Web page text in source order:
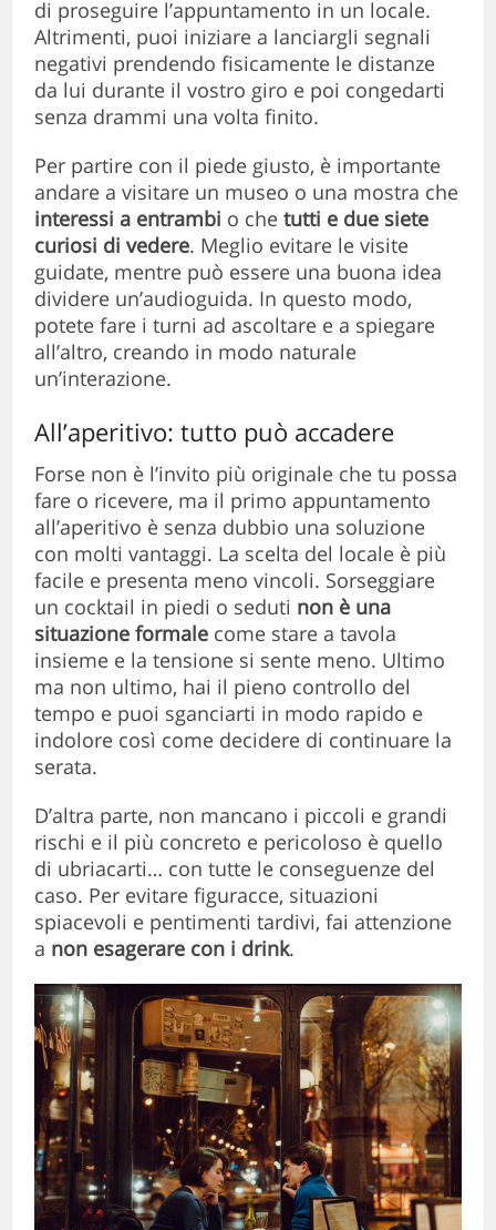
di proseguire l’appuntamento in un locale.
Altrimenti, puoi iniziare a lanciargli segnali
negativi prendendo fisicamente le distanze
da lui durante il vostro giro e poi congedarti
senza drammi una volta finito.
Per partire con il piede giusto, è importante
andare a visitare un museo o una mostra che
interessi a entrambi o chetutti e due siete
curiosi di vedere. Meglio evitare le visite
guidate, mentre può essere una buona idea
dividere un’audioguida. In questo modo,
potete fare i turni ad ascoltare e a spiegare
all’altro, creando in modo naturale
un’interazione.
All’aperitivo: tutto può accadere
Forse non è l’invito più originale che tu possa
fare o ricevere, ma il primo appuntamento
all’aperitivo è senza dubbio una soluzione
con molti vantaggi. La scelta del locale è più
facile e presenta meno vincoli. Sorseggiare
un cocktail in piedi o seduti non è una
situazione formale come stare a tavola
insieme e la tensione si sente meno. Ultimo
ma non ultimo, hai il pieno controllo del
tempo e puoi sganciarti in modo rapido e
indolore così come decidere di continuare la
serata.
D’altra parte, non mancano i piccoli e grandi
rischi e il più concreto e pericoloso è quello
di ubriacarti… con tutte le conseguenze del
caso. Per evitare figuracce, situazioni
spiacevoli e pentimenti tardivi, fai attenzione
a non esagerare con i drink.